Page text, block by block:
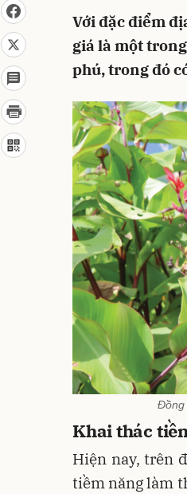
Với đặc điểm
giá là một
phú, trong đó
Đồng
Khai thác
Hiện nay, trên
tiềm năng làm